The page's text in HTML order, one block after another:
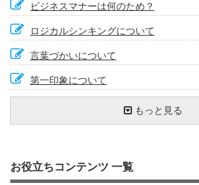
ビジネスマナーは何のため？
ロジカルシンキングについて
言葉づかいについて
第一印象について
相槌は会話のバロメーター
アイコンタクトで思いを伝える
お辞儀でマナーアップ
聞き上手になろう
お茶の出し方を知っていますか？
見逃しやすい会社でのトイレマナー
ビジネスメールでのマナー
肯定的な話し方で得をしよう
健康に働くこと
５Ｓで現場力を強化する
勝負は朝起きたときから
SNSで情報発信するときの注意点
『ＡＢＣ分析』で効率アップ
共感する力
長文を書くための６つのポイント
仕事の効率化
取引先にお祝いごとがあったとき
差のつく議事録の書き方
雑談もビジネスツール
本をたくさん読もう
ネガティブなメールへの対応方法
携帯電話のマナー
わかりやすいストーリーで話す力
マニュアルに頼っていませんか
もっと見る
お役立ちコンテンツ 一覧